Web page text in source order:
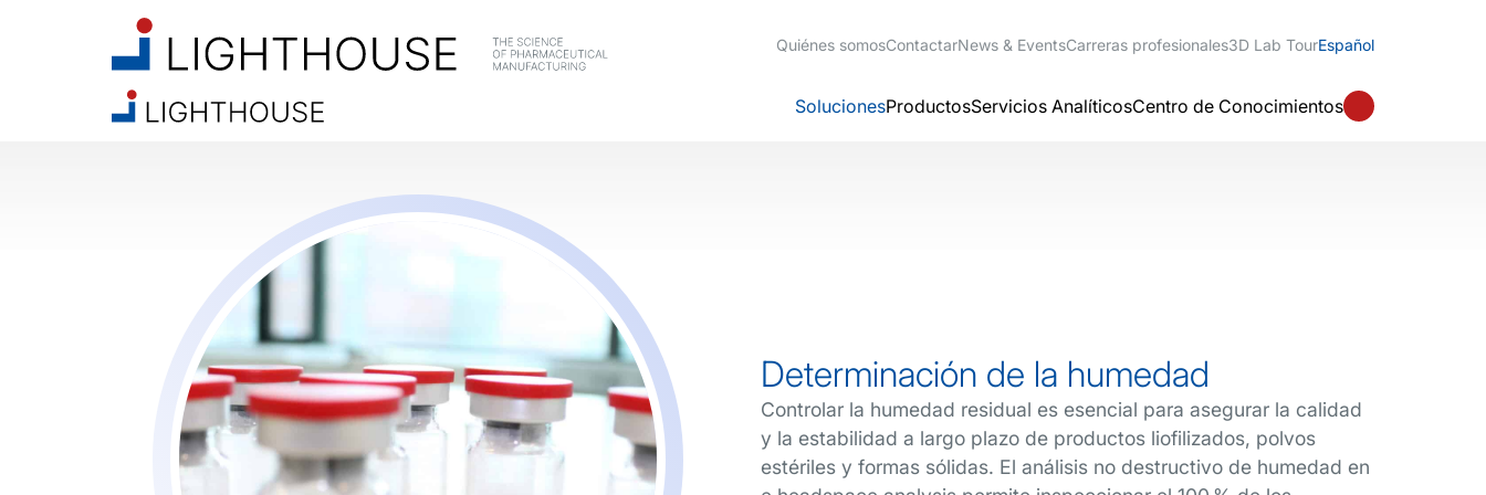
Quiénes somosContactarNews & EventsCarreras profesionales3D Lab TourEspañol
SolucionesProductosServicios AnalíticosCentro de Conocimientos
Determinación de la humedad
Controlar la humedad residual es esencial para asegurar la calidad
y la estabilidad a largo plazo de productos liofilizados, polvos
estériles y formas sólidas. El análisis no destructivo de humedad en